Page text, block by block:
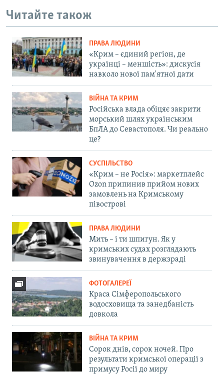
Читайте також
ПРАВА ЛЮДИНИ
«Крим – єдиний регіон, де
українці – меншість»: дискусія
навколо нової пам'ятної дати
ВІЙНА ТА КРИМ
Російська влада обіцяє закрити
морський шлях українським
БпЛА до Севастополя. Чи реально
це?
СУСПІЛЬСТВО
«Крим – не Росія»: маркетплейс
Ozon припинив прийом нових
замовлень на Кримському
півострові
ПРАВА ЛЮДИНИ
Мить – і ти шпигун. Як у
кримських судах розглядають
звинувачення в держзраді
ФОТОГАЛЕРЕЇ
Краса Сімферопольського
водосховища та занедбаність
довкола
ВІЙНА ТА КРИМ
Сорок днів, сорок ночей. Про
результати кримської операції з
примусу Росії до миру